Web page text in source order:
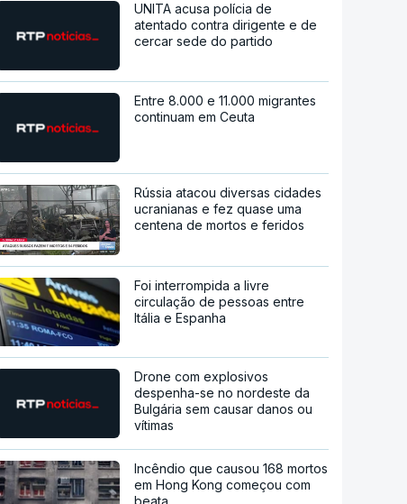
UNITA acusa polícia de
atentado contra dirigente e de
cercar sede do partido
Entre 8.000 e 11.000 migrantes
continuam em Ceuta
Rússia atacou diversas cidades
ucranianas e fez quase uma
centena de mortos e feridos
Foi interrompida a livre
circulação de pessoas entre
Itália e Espanha
Drone com explosivos
despenha-se no nordeste da
Bulgária sem causar danos ou
vítimas
Incêndio que causou 168 mortos
em Hong Kong começou com
beata